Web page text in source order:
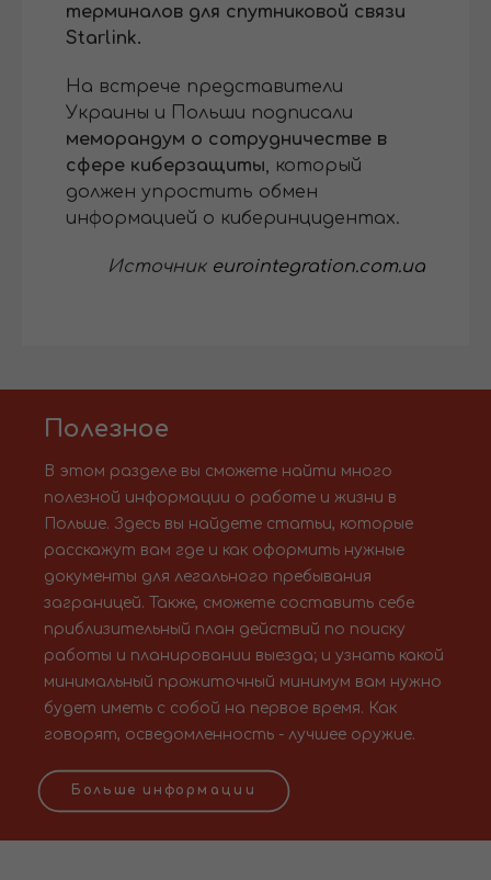
терминалов для спутниковой связи
Starlink.
На встрече представители
Украины и Польши подписали
меморандум о сотрудничестве в
сфере киберзащиты, который
должен упростить обмен
информацией о киберинцидентах.
Источник eurointegration.com.ua
Полезное
В этом разделе вы сможете найти много
полезной информации о работе и жизни в
Польше. Здесь вы найдете статьи, которые
расскажут вам где и как оформить нужные
документы для легального пребывания
заграницей. Также, сможете составить себе
приблизительный план действий по поиску
работы и планировании выезда; и узнать какой
минимальный прожиточный минимум вам нужно
будет иметь с собой на первое время. Как
говорят, осведомленность - лучшее оружие.
Больше информации